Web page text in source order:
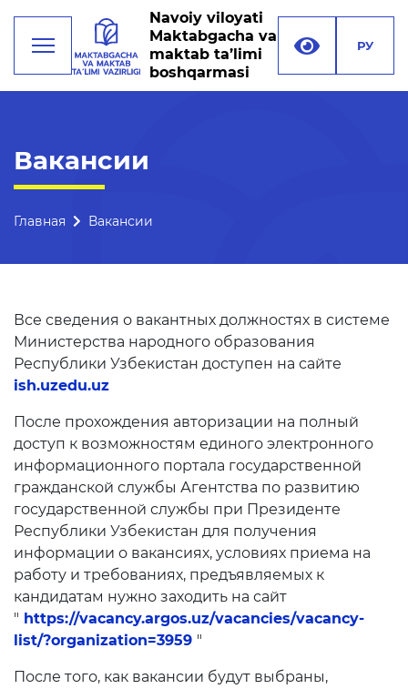
Структура управления
Международные
Планы проведения
открытых заседаний
Образование
Аналитические данные
Термины об образовании
Kelajak markazi
Отчеты
Navoiy viloyati
Maktabgacha va
maktab ta’limi
boshqarmasi
РУ
Вакансии
Главная Вакансии
Все сведения о вакантных должностях в системе
Министерства народного образования
Республики Узбекистан доступен на сайте
ish.uzedu.uz
После прохождения авторизации на полный
доступ к возможностям единого электронного
информационного портала государственной
гражданской службы Агентства по развитию
государственной службы при Президенте
Республики Узбекистан для получения
информации о вакансиях, условиях приема на
работу и требованиях, предъявляемых к
кандидатам нужно заходить на сайт
" https://vacancy.argos.uz/vacancies/vacancy-
list/?organization=3959 "
После того, как вакансии будут выбраны,